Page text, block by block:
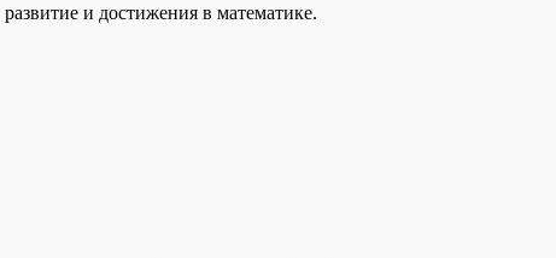
и достижения в математике.